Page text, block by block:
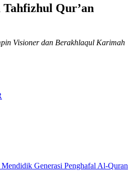
Qur’an
Visioner dan Berakhlaqul Karimah